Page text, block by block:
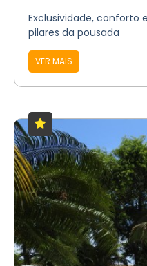
Exclusividade, conforto
pilares da pousada
VER MAIS